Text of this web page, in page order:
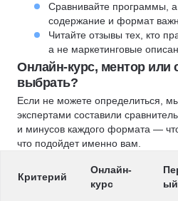
Сравнивайте программы,
содержание и формат
Читайте отзывы тех, кто
а не маркетинговые
Онлайн-курс, ментор или
выбрать?
Если не можете определиться,
экспертами составили
и минусов каждого формата —
что подойдет именно вам.
Критерий
Онлайн-
курс